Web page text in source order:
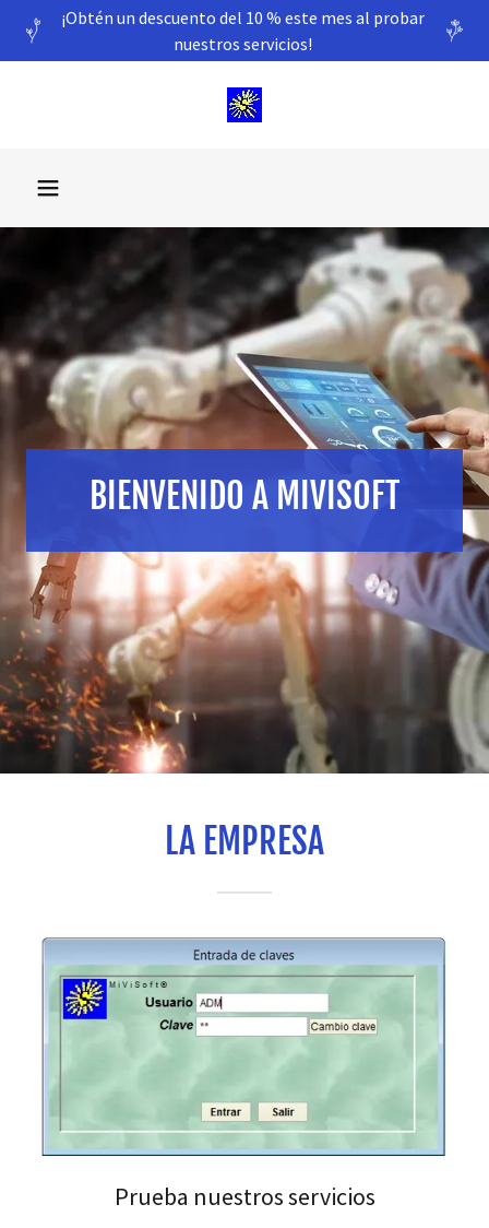
¡Obtén un descuento del 10 % este mes al probar
nuestros servicios!
¿Quiénes
somos?
Comunícate
con nosotros
Comentarios
BIENVENIDO A MIVISOFT
LA EMPRESA
Prueba nuestros servicios